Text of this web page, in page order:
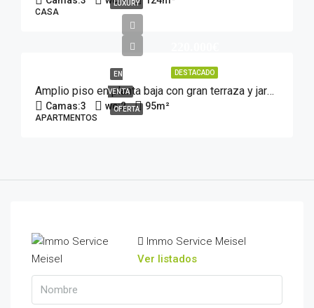
LUXURY
CASA
DESTACADO
EN
VENTA
OFERTA
Amplio piso en planta baja con gran terraza y jardín en pleno centro de Figueres
Camas:3 wc:2 95m²
APARTMENTOS
Immo Service Meisel
Ver listados